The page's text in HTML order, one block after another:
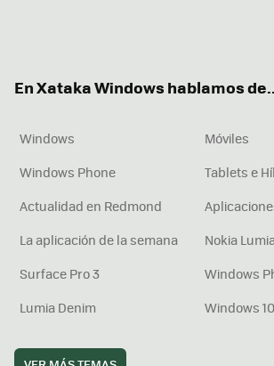
En Xataka Windows hablamos
Windows
Móviles
Windows Phone
Tablets e
Actualidad en Redmond
La aplicación de la semana
Nokia
Surface Pro 3
Windows
Lumia Denim
Windows 10